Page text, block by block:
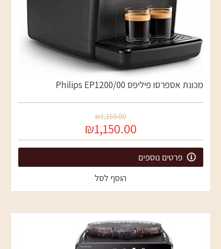
מכונת אספרסו פיליפס Philips EP1200/00
₪1,150.00
₪1,150.00
פרטים נוספים
הוסף לסל